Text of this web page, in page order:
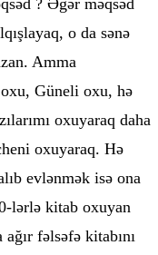
? Əgər məqsəd
o da sənə
Amma
Güneli oxu, hə
oxuyaraq daha
oxuyaraq. Hə
evlənmək isə ona
lərlə kitab oxuyan
fəlsəfə kitabını